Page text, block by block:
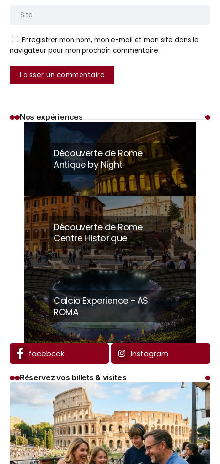
Enregistrer mon nom, mon e-mail et mon site dans le
navigateur pour mon prochain commentaire.
Nos expériences
Découverte de Rome
Antique by Night
Découverte de Rome
Centre Historique
Calcio Experience - AS
ROMA
facebook Instagram
Réservez vos billets & visites